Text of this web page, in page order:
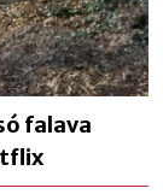
falava